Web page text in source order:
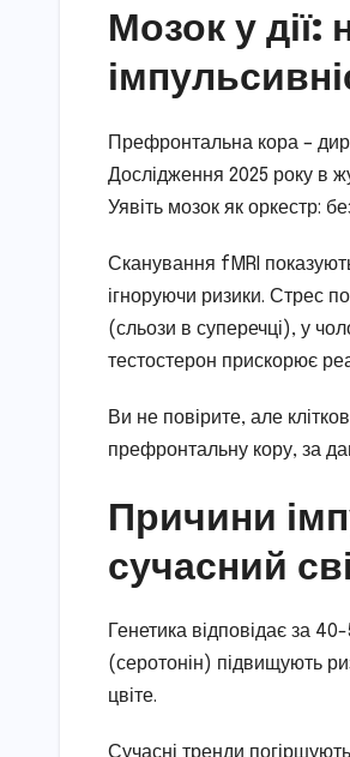
Мозок у
Префронтальна кора –
Дослідження 2025 року в
Уявіть мозок як оркестр:
Сканування fMRI
ігноруючи ризики. Стрес
(сльози в суперечці), у
тестостерон прискорює
Ви не повірите, але
префронтальну кору, за
Причини
сучасний
Генетика відповідає за
(серотонін) підвищують
цвіте.